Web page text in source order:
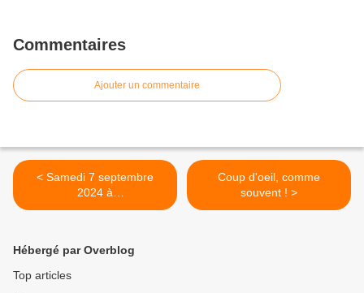
Commentaires
Ajouter un commentaire
< Samedi 7 septembre
2024 à
#saintgérandcroixanvec !
Coup d'oeil, comme
souvent ! >
Hébergé par Overblog
Top articles